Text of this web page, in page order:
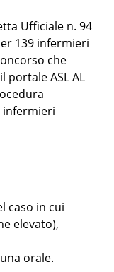
Ufficiale n. 94
139 infermieri
che
ASL AL
infermieri
caso in cui
elevato),
orale.